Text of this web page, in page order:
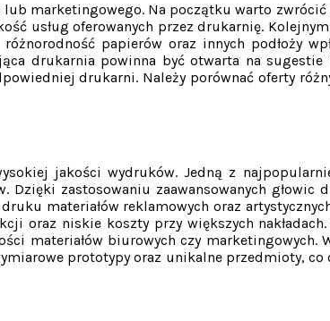
marketingowego. Na początku warto zwrócić
usług oferowanych przez drukarnię.
papierów oraz innych podłoży
drukarnia powinna być otwarta na
drukarni. Należy porównać oferty
jakości wydruków. Jedną z
zastosowaniu zaawansowanych głowic
materiałów reklamowych oraz
oraz niskie koszty przy większych
materiałów biurowych czy marketingowych.
prototypy oraz unikalne przedmioty,